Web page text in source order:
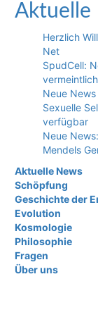
Aktuelle
Herzlich
Net
SpudCell:
Neue
Sexuelle
verfügbar
Neue
Mendels
Aktuelle News
Schöpfung
Geschichte der
Evolution
Kosmologie
Philosophie
Fragen
Über uns